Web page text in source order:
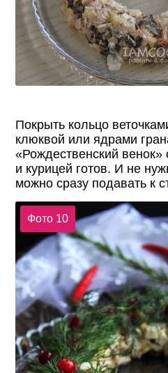
Покрыть кольцо
клюквой или ядрами
«Рождественский
и курицей готов. И не
можно сразу подавать к
Фото 10